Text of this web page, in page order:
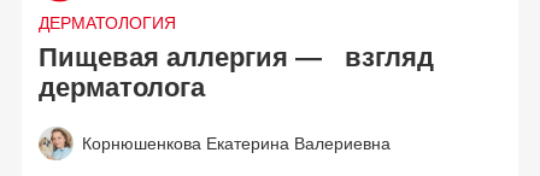
ДЕРМАТОЛОГИЯ
Пищевая аллергия — взгляд
дерматолога
Корнюшенкова Екатерина Валериевна